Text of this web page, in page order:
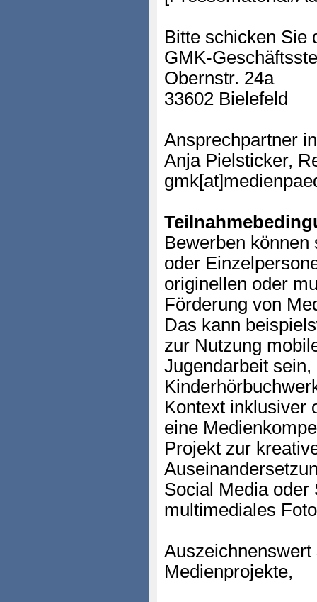
Bitte schicken Sie
GMK-
Obernstr. 24a
33602 Bielefeld
Ansprechpartner
Anja Pielsticker,
Bewerben
oder
originellen oder
Förderung von
Das kann
zur Nutzung
Jugendarbeit sein,
Kontext inklusiver
eine
Projekt zur
Social Media oder
multimediales
Medienprojekte,